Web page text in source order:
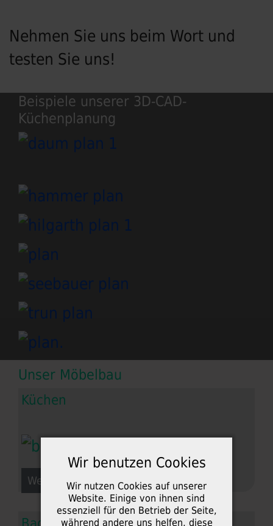
Nehmen Sie uns beim Wort und
testen Sie uns!
Beispiele unserer 3D-CAD-
Küchenplanung
Unser Möbelbau
Küchen
Weiterlesen: Küchen
Wir benutzen Cookies
Wir nutzen Cookies auf unserer
Website. Einige von ihnen sind
essenziell für den Betrieb der Seite,
während andere uns helfen, diese